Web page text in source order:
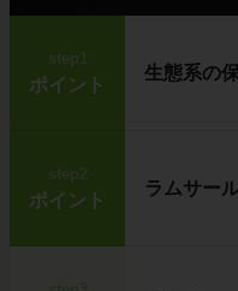
step1
ポイント
生態系の
step2
ポイント
ラムサー